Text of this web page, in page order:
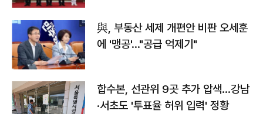
與, 부동산 세제 개편안 비판 오세훈
에 '맹공'…"공급 억제기"
합수본, 선관위 9곳 추가 압색…강남
·서초도 '투표율 허위 입력' 정황